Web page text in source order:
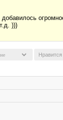
)))
Нравится